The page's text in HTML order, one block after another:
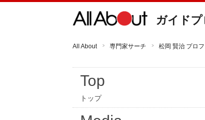
ガイド
All About 専門家サーチ 松岡 賢治 プロ
Top
トップ